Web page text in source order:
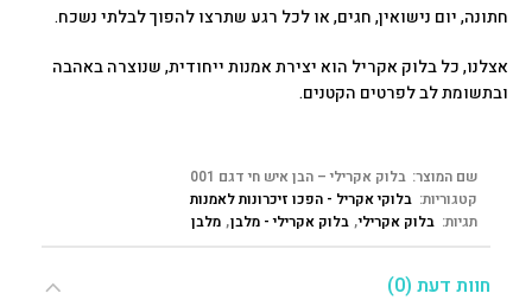
חתונה, יום נישואין, חגים, או לכל רגע שתרצו להפוך לבלתי נשכח.
אצלנו, כל בלוק אקריל הוא יצירת אמנות ייחודית, שנוצרה באהבה
ובתשומת לב לפרטים הקטנים.
שם המוצר: בלוק אקרילי – הבן איש חי דגם 001
קטגוריות: בלוקי אקריל - הפכו זיכרונות לאמנות
תגיות: בלוק אקרילי, בלוק אקרילי - מלבן, מלבן
חוות דעת (0)